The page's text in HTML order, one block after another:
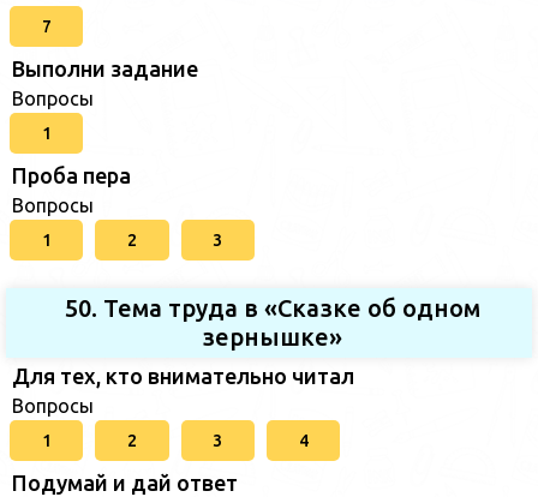
7
Выполни задание
Вопросы
1
Проба пера
Вопросы
1 2 3
50. Тема труда в «Сказке об одном
зернышке»
Для тех, кто внимательно читал
Вопросы
1 2 3 4
Подумай и дай ответ